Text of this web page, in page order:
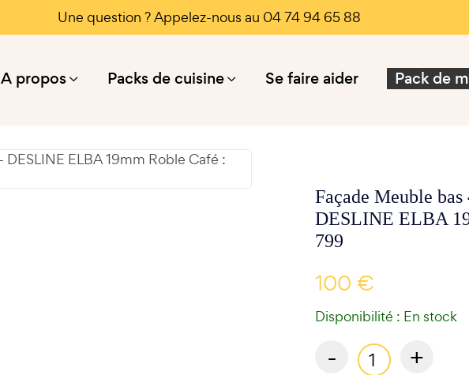
Une question ? Appelez-nous au 04 74 94 65 88
A propos Packs de cuisine Se faire aider Pack de
Façade Meuble
DESLINE ELBA
799
100 €
Disponibilité : En stock
- +